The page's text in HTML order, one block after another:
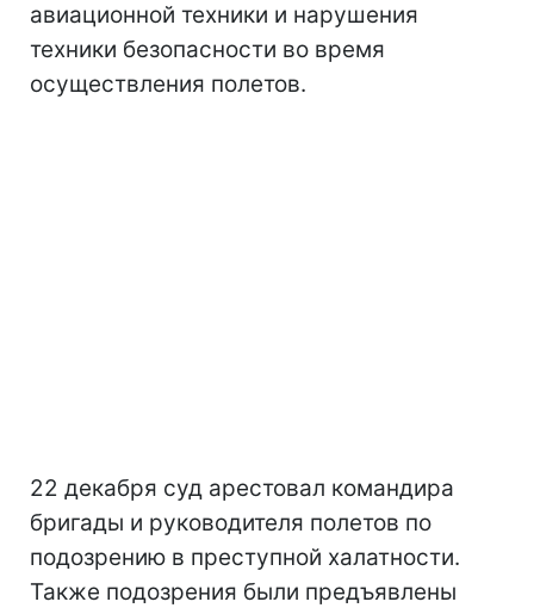
авиационной техники и нарушения
техники безопасности во время
осуществления полетов.
22 декабря суд арестовал командира
бригады и руководителя полетов по
подозрению в преступной халатности.
Также подозрения были предъявлены